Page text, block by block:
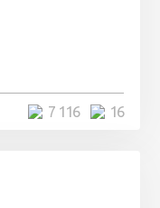
16
7 116